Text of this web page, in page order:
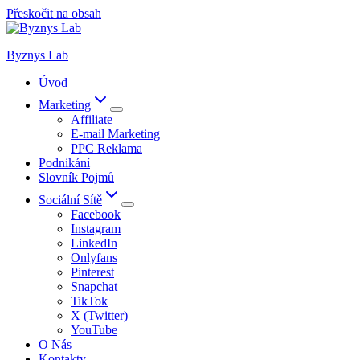
Přeskočit na obsah
Byznys Lab
Úvod
Marketing
Affiliate
E-mail Marketing
PPC Reklama
Podnikání
Slovník Pojmů
Sociální Sítě
Facebook
Instagram
LinkedIn
Onlyfans
Pinterest
Snapchat
TikTok
X (Twitter)
YouTube
O Nás